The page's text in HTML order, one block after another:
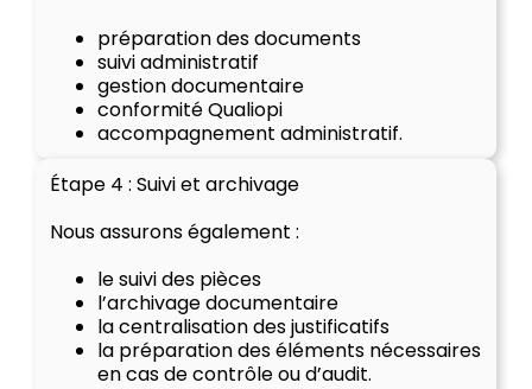
préparation des documents
suivi administratif
gestion documentaire
conformité Qualiopi
accompagnement administratif.
Étape 4 : Suivi et archivage
Nous assurons également :
le suivi des pièces
l’archivage documentaire
la centralisation des justificatifs
la préparation des éléments nécessaires
en cas de contrôle ou d’audit.